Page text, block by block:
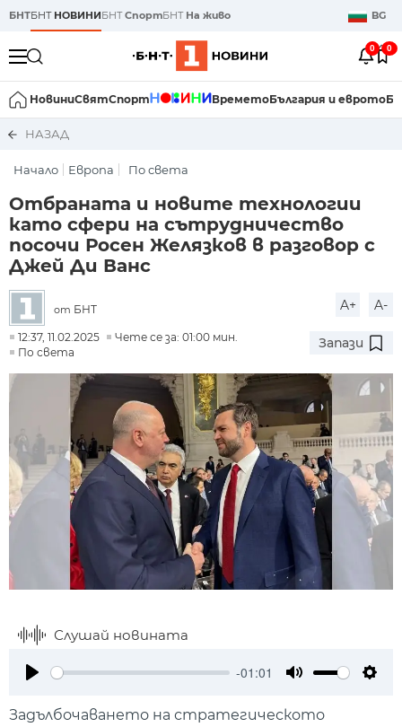
БНТБНТ НОВИНИБНТСпортБНТ На живо BG
0 0
НовиниСвятСпорт ВреметоБългария и еврото
НАЗАД
Начало Европа По света
Отбраната и новите технологии
като сфери на сътрудничество
посочи Росен Желязков в разговор с
Джей Ди Ванс
от БНТ A+ A-
12:37, 11.02.2025
Чете се за: 01:00 мин.
По света
Запази
Слушай новината
-01:01
Задълбочаването на стратегическото